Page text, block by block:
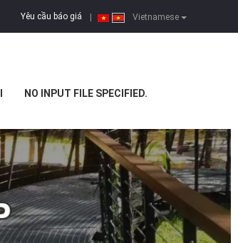
Vietnamese
Yêu cầu báo giá
NO INPUT FILE SPECIFIED.